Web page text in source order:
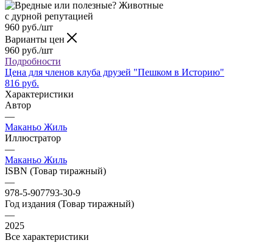
960 руб./шт
Варианты цен
960 руб./шт
Подробности
Цена для членов клуба друзей "Пешком в Историю"
816 руб.
Характеристики
Автор
—
Маканьо Жиль
Иллюстратор
—
Маканьо Жиль
ISBN (Товар тиражный)
—
978-5-907793-30-9
Год издания (Товар тиражный)
—
2025
Все характеристики